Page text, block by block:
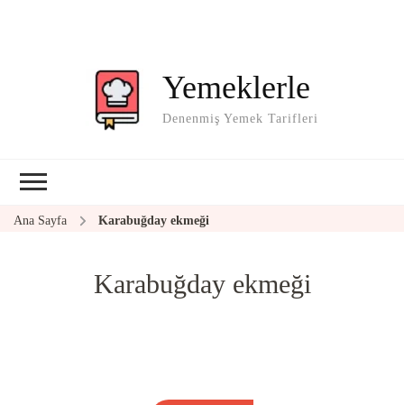
Yemeklerle
Denenmiş Yemek Tarifleri
Ana Sayfa Karabuğday ekmeği
Karabuğday ekmeği